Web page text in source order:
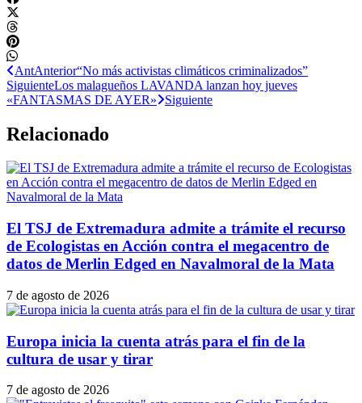
AntAnterior“No más activistas climáticos criminalizados”
SiguienteLos malagueños LAVANDA lanzan hoy jueves
«FANTASMAS DE AYER»
Siguiente
Relacionado
El TSJ de Extremadura admite a trámite el recurso
de Ecologistas en Acción contra el megacentro de
datos de Merlin Edged en Navalmoral de la Mata
7 de agosto de 2026
Europa inicia la cuenta atrás para el fin de la
cultura de usar y tirar
7 de agosto de 2026